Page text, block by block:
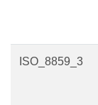
ISO_8859_3